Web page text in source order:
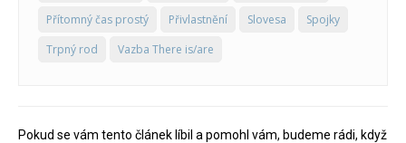
Přítomný čas prostý
Přivlastnění Slovesa
Spojky
Trpný rod
Vazba There is/are
Pokud se vám tento článek líbil a pomohl vám, budeme rádi, když